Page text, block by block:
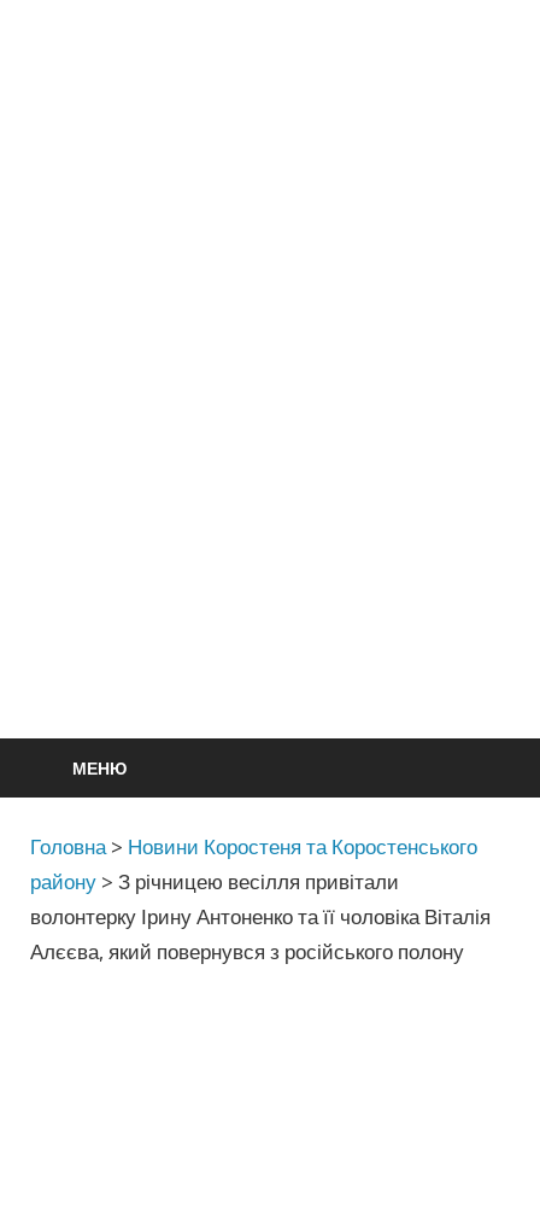
МЕНЮ
Головна > Новини Коростеня та Коростенського
району >З річницею весілля привітали
волонтерку Ірину Антоненко та її чоловіка Віталія
Алєєва, який повернувся з російського полону